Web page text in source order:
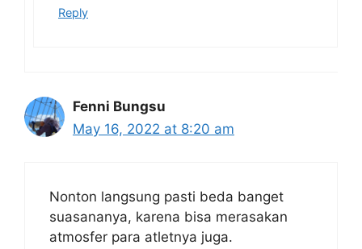
Reply
Fenni Bungsu
May 16, 2022 at 8:20 am
Nonton langsung pasti beda banget
suasananya, karena bisa merasakan
atmosfer para atletnya juga.